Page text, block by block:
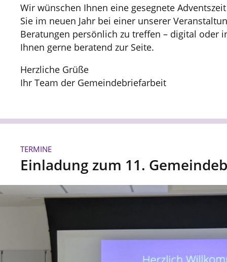
Wir wünschen Ihnen eine gesegnete
Sie im neuen Jahr bei einer unserer
Beratungen persönlich zu treffen – digital oder
Ihnen gerne beratend zur Seite.
Herzliche Grüße
Ihr Team der Gemeindebriefarbeit
TERMINE
Einladung zum 11.